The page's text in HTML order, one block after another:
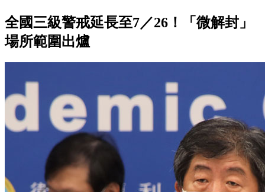
全國三級警戒延長至7／26！「微解封」
場所範圍出爐